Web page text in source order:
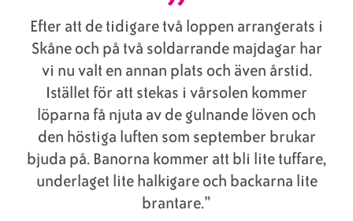
Efter att de tidigare två loppen arrangerats i
Skåne och på två soldarrande majdagar har
vi nu valt en annan plats och även årstid.
Istället för att stekas i vårsolen kommer
löparna få njuta av de gulnande löven och
den höstiga luften som september brukar
bjuda på. Banorna kommer att bli lite tuffare,
underlaget lite halkigare och backarna lite
brantare.”